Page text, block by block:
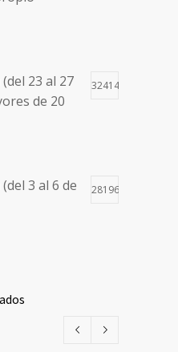
23 al 27
de 20
32414
3 al 6 de
28196
de 20